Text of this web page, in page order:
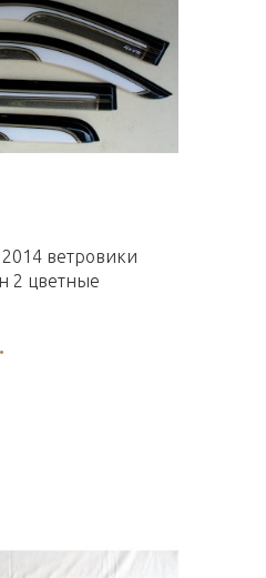
ветровики
2 цветные